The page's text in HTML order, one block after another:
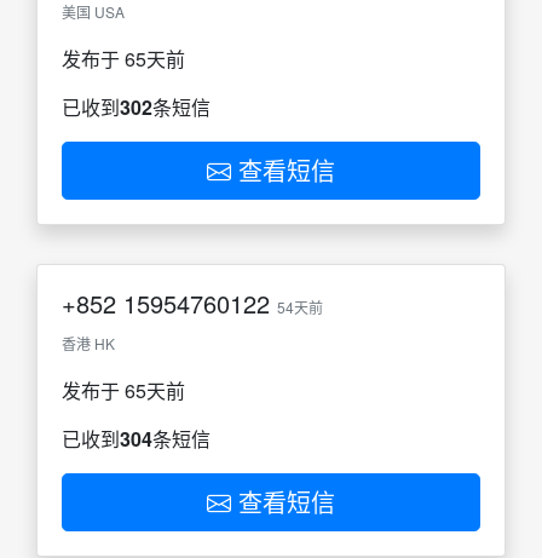
美国 USA
发布于 65天前
已收到302条短信
查看短信
+852 15954760122 54天前
香港 HK
发布于 65天前
已收到304条短信
查看短信